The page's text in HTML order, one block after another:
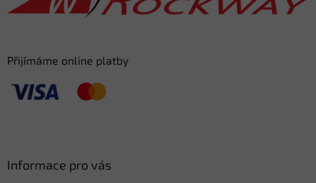
Přijímáme online platby
Informace pro vás